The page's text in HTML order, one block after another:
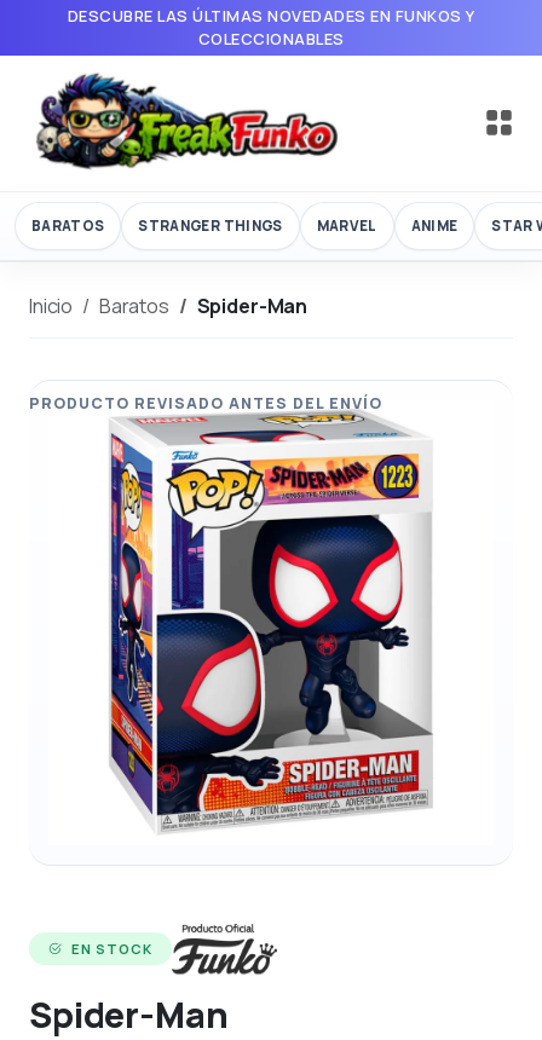
DESCUBRE LAS ÚLTIMAS NOVEDADES EN FUNKOS Y
COLECCIONABLES
BARATOS STRANGER THINGS MARVEL ANIME STAR
Inicio Baratos Spider-Man
EN STOCK
Spider-Man